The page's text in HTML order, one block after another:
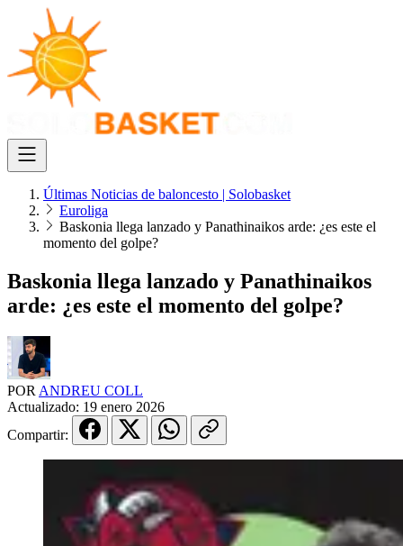
Últimas Noticias de baloncesto | Solobasket
Euroliga
Baskonia llega lanzado y Panathinaikos arde: ¿es este el
momento del golpe?
Baskonia llega lanzado y Panathinaikos
arde: ¿es este el momento del golpe?
POR ANDREU COLL
Actualizado: 19 enero 2026
Compartir: